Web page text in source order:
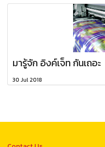
มารู้จัก อิงค์เจ็ท กันเถอะ
30 Jul 2018